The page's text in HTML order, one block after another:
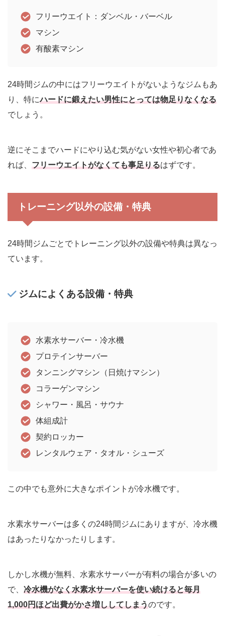
フリーウエイト：ダンベル・バーベル
マシン
有酸素マシン
24時間ジムの中にはフリーウエイトがないようなジムもあ
り、特にハードに鍛えたい男性にとっては物足りなくなる
でしょう。
逆にそこまでハードにやり込む気がない女性や初心者であ
れば、 フリーウエイトがなくても事足りるはずです。
トレーニング以外の設備・特典
24時間ジムごとでトレーニング以外の設備や特典は異なっ
ています。
ジムによくある設備・特典
水素水サーバー・冷水機
プロテインサーバー
タンニングマシン（日焼けマシン）
コラーゲンマシン
シャワー・風呂・サウナ
体組成計
契約ロッカー
レンタルウェア・タオル・シューズ
この中でも意外に大きなポイントが冷水機です。
水素水サーバーは多くの24時間ジムにありますが、冷水機
はあったりなかったりします。
しかし水機が無料、水素水サーバーが有料の場合が多いの
で、 冷水機がなく水素水サーバーを使い続けると毎月
1,000円ほど出費がかさ増ししてしまうのです。